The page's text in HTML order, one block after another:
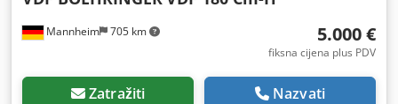
Mannheim 705 km 5.000 €
fiksna cijena plus PDV
Zatražiti Nazvati